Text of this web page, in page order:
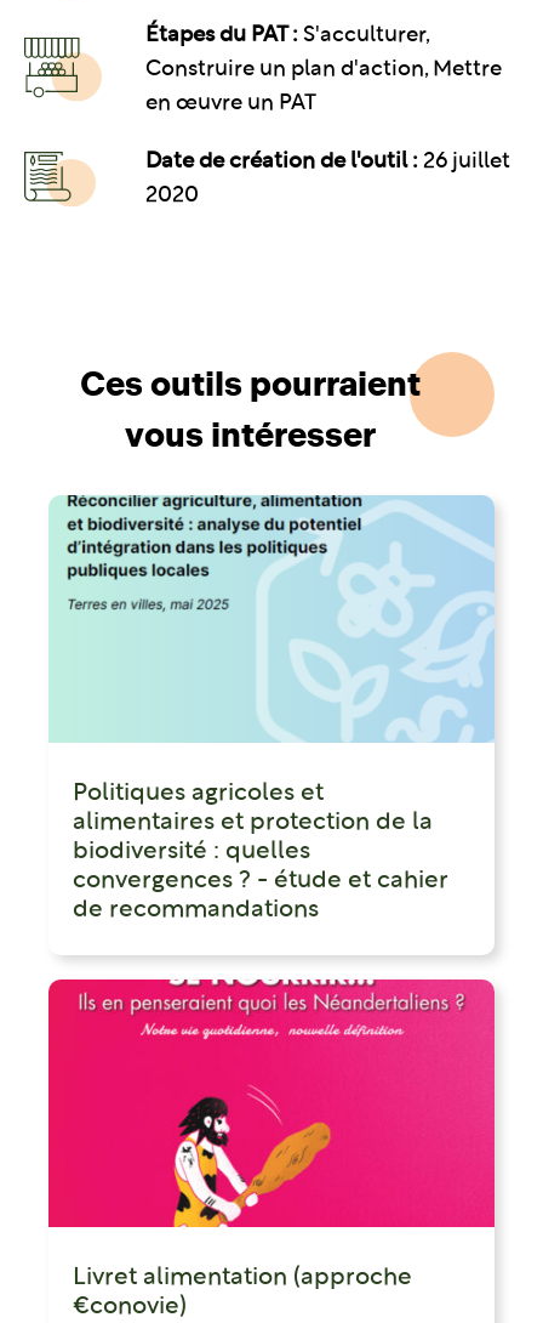
Étapes du PAT : S'acculturer,
Construire un plan d'action, Mettre
en œuvre un PAT
Date de création de l'outil : 26 juillet
2020
Ces outils pourraient
vous intéresser
Politiques agricoles et
alimentaires et protection de la
biodiversité : quelles
convergences ? - étude et cahier
de recommandations
Livret alimentation (approche
€conovie)